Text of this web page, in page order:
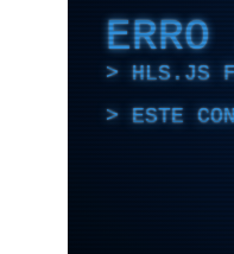
ERRO
HLS.JS
ESTE